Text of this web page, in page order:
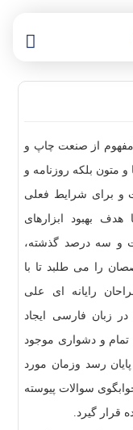
از صنعت چاپ و
متون بلکه روزنامه و
و برای شرایط فعلی
هدف بهبود ابزارهای
و سه درصد گذشته،
را می طلبد تا با
رایانه ای علی
زبان فارسی ایجاد
و دشواری موجود
رسد وزمان مورد
سوالات پیوسته
قرار گیرد.